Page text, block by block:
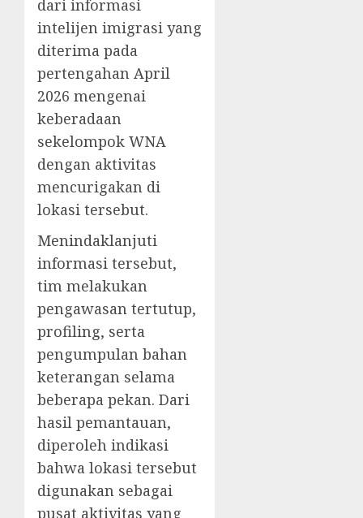
dari informasi
intelijen imigrasi yang
diterima pada
pertengahan April
2026 mengenai
keberadaan
sekelompok WNA
dengan aktivitas
mencurigakan di
lokasi tersebut.
Menindaklanjuti
informasi tersebut,
tim melakukan
pengawasan tertutup,
profiling, serta
pengumpulan bahan
keterangan selama
beberapa pekan. Dari
hasil pemantauan,
diperoleh indikasi
bahwa lokasi tersebut
digunakan sebagai
pusat aktivitas yang